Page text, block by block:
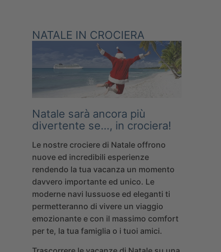
NATALE IN CROCIERA
Natale sarà ancora più
divertente se…, in crociera!
Le nostre crociere di Natale offrono
nuove ed incredibili esperienze
rendendo la tua vacanza un momento
davvero importante ed unico. Le
moderne navi lussuose ed eleganti ti
permetteranno di vivere un viaggio
emozionante e con il massimo comfort
per te, la tua famiglia o i tuoi amici.